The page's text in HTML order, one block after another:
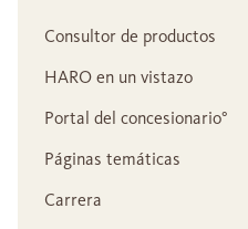
Consultor de productos
HARO en un vistazo
Portal del concesionario°
Páginas temáticas
Carrera